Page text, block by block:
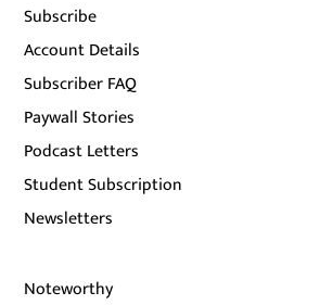
Subscribe
Account Details
Subscriber FAQ
Paywall Stories
Podcast Letters
Student Subscription
Newsletters
Noteworthy